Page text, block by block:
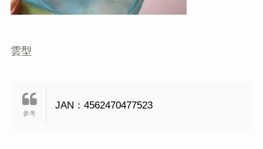
雲型
JAN：4562470477523